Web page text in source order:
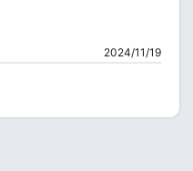
2024/11/19